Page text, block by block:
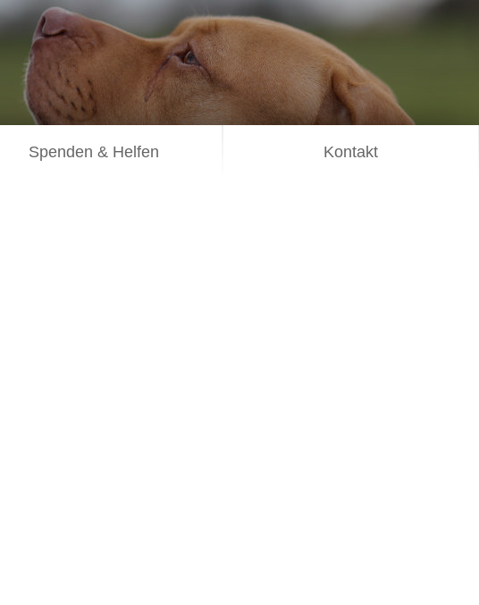
Spenden & Helfen Kontakt